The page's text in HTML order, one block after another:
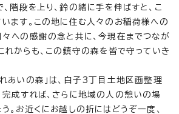
階段を上り、鈴の緒に手を伸ばすと、こ
います。この地に住む人々のお稲荷様への
々への感謝の念と共に、今現在までつなが
れからも、この鎮守の森を皆で守っていき
あいの森」は、白子3丁目土地区画整理
完成すれば、さらに地域の人の憩いの場
。お近くにお越しの折にはどうぞ一度、